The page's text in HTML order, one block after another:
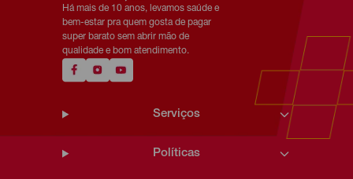
Há mais de 10 anos, levamos saúde e
bem-estar pra quem gosta de pagar
super barato sem abrir mão de
qualidade e bom atendimento.
Serviços
Políticas